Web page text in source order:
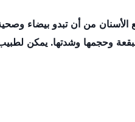
الأسنان من أن تبدو بيضاء
وحجمها وشدتها. يمكن